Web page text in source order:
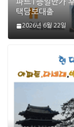
파트1층일반가
택담보대출
2026년 6월 22일